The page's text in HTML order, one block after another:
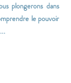
plongerons dans
le pouvoir